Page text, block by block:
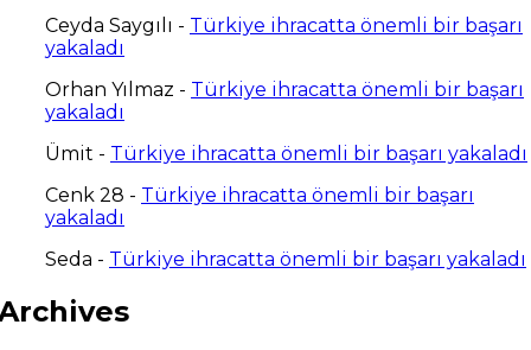
Ceyda Saygılı - Türkiye ihracatta önemli bir başarı
yakaladı
Orhan Yılmaz - Türkiye ihracatta önemli bir başarı
yakaladı
Ümit - Türkiye ihracatta önemli bir başarı yakaladı
Cenk 28 - Türkiye ihracatta önemli bir başarı
yakaladı
Seda - Türkiye ihracatta önemli bir başarı yakaladı